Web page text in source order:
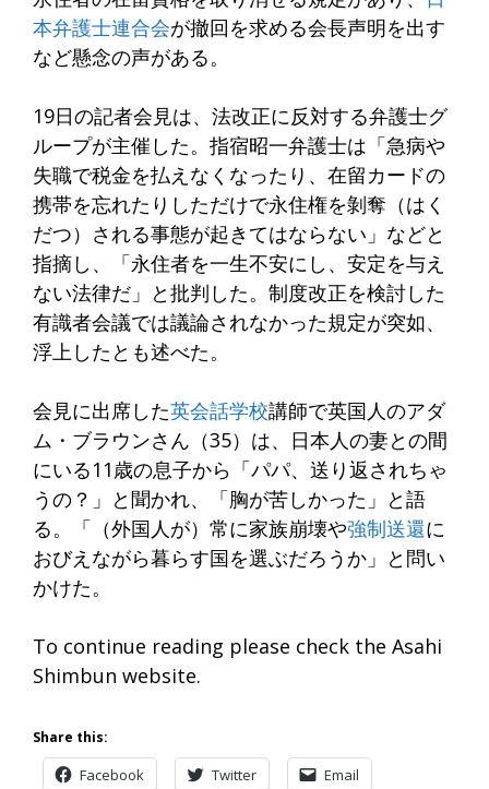
本弁護士連合会が撤回を求める会長声明を出す
など懸念の声がある。
19日の記者会見は、法改正に反対する弁護士グ
ループが主催した。指宿昭一弁護士は「急病や
失職で税金を払えなくなったり、在留カードの
携帯を忘れたりしただけで永住権を剝奪（はく
だつ）される事態が起きてはならない」などと
指摘し、「永住者を一生不安にし、安定を与え
ない法律だ」と批判した。制度改正を検討した
有識者会議では議論されなかった規定が突如、
浮上したとも述べた。
会見に出席した英会話学校講師で英国人のアダ
ム・ブラウンさん（35）は、日本人の妻との間
にいる11歳の息子から「パパ、送り返されちゃ
うの？」と聞かれ、「胸が苦しかった」と語
る。「（外国人が）常に家族崩壊や強制送還に
おびえながら暮らす国を選ぶだろうか」と問い
かけた。
To continue reading please check the Asahi
Shimbun website.
Share this:
Facebook Twitter Email